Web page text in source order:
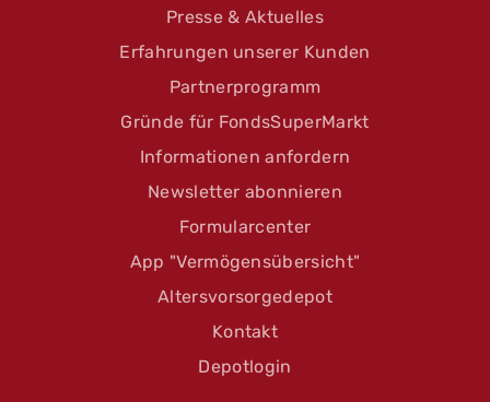
Presse & Aktuelles
Erfahrungen unserer Kunden
Partnerprogramm
Gründe für FondsSuperMarkt
Informationen anfordern
Newsletter abonnieren
Formularcenter
App "Vermögensübersicht"
Altersvorsorgedepot
Kontakt
Depotlogin